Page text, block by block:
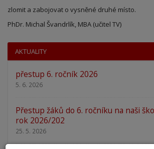
zlomit a zabojovat o vysněné druhé místo.
PhDr. Michal Švandrlík, MBA (učitel TV)
AKTUALITY
přestup 6. ročník 2026
5. 6. 2026
Přestup žáků do 6. ročníku na naši
rok 2026/202
25. 5. 2026